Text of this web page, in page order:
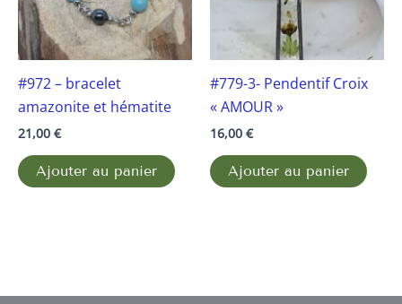
#972 – bracelet
amazonite et hématite
21,00 €
Ajouter au panier
#779-3- Pendentif Croix
« AMOUR »
16,00 €
Ajouter au panier